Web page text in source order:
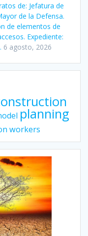
de: Jefatura de
de la Defensa.
de elementos de
Expediente:
6 agosto, 2026
planning
workers